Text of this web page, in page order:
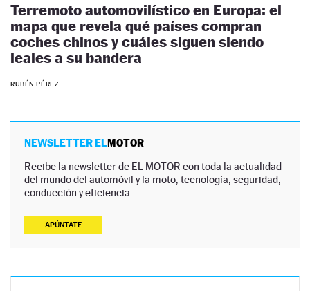
Terremoto automovilístico en Europa: el
mapa que revela qué países compran
coches chinos y cuáles siguen siendo
leales a su bandera
RUBÉN PÉREZ
NEWSLETTER ELMOTOR
Recibe la newsletter de EL MOTOR con toda la actualidad
del mundo del automóvil y la moto, tecnología, seguridad,
conducción y eficiencia.
APÚNTATE